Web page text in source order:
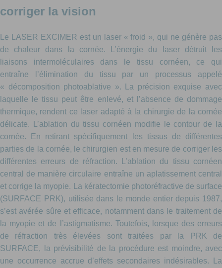
corriger la vision
Le LASER EXCIMER est un laser « froid », qui ne génère pas
de chaleur dans la cornée. L’énergie du laser détruit les
liaisons intermoléculaires dans le tissu cornéen, ce qui
entraîne l’élimination du tissu par un processus appelé
« décomposition photoablative ». La précision exquise avec
laquelle le tissu peut être enlevé, et l’absence de dommage
thermique, rendent ce laser adapté à la chirurgie de la cornée
délicate. L’ablation du tissu cornéen modifie le contour de la
cornée. En retirant spécifiquement les tissus de différentes
parties de la cornée, le chirurgien est en mesure de corriger les
différentes erreurs de réfraction. L’ablation du tissu cornéen
central de manière circulaire entraîne un aplatissement central
et corrige la myopie. La kératectomie photoréfractive de surface
(SURFACE PRK), utilisée dans le monde entier depuis 1987,
s’est avérée sûre et efficace, notamment dans le traitement de
la myopie et de l’astigmatisme. Toutefois, lorsque des erreurs
de réfraction très élevées sont traitées par la PRK de
SURFACE, la prévisibilité de la procédure est moindre, avec
une occurrence accrue d’effets secondaires indésirables. La